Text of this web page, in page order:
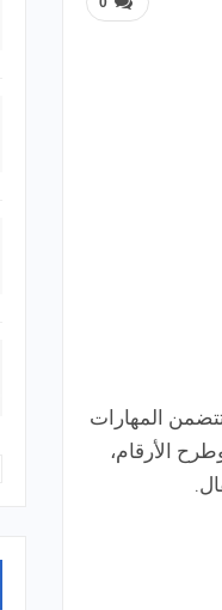
المهارات
الأرقام،